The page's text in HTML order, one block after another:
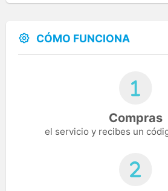
CÓMO FUNCIONA
Compras
el servicio y recibes un